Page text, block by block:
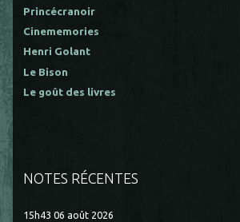
Princécranoir
Cinememories
Henri Golant
Le Bison
Le goût des livres
NOTES RÉCENTES
15h43 06 août 2026